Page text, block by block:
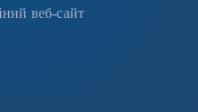
веб-сайт